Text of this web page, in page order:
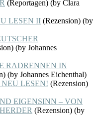
(Reportagen) (by Clara
LESEN II (Rezension) (by
) (by Johannes
RADRENNEN IN
) (by Johannes Eichenthal)
LESEN! (Rezension)
EIGENSINN – VON
(Rezension) (by